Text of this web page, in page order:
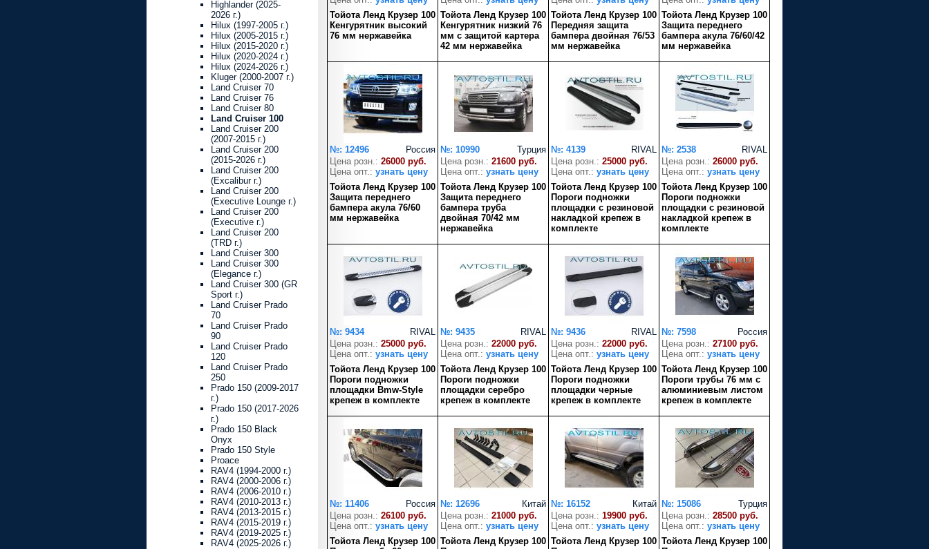
Тойота Ленд Крузер 100
Кенгурятник высокий
76 мм нержавейка
Тойота Ленд Крузер 100
Кенгурятник низкий 76
мм с защитой картера
42 мм нержавейка
Тойота Ленд Крузер 100
Передняя защита
бампера двойная 76/53
мм нержавейка
Тойота Ленд Крузер 100
Защита переднего
бампера акула 76/60/42
мм нержавейка
Россия
№: 12496
Цена розн.: 26000 руб.
Цена опт.: узнать цену
Тойота Ленд Крузер 100
Защита переднего
бампера акула 76/60
мм нержавейка
Турция
№: 10990
Цена розн.: 21600 руб.
Цена опт.: узнать цену
Тойота Ленд Крузер 100
Защита переднего
бампера труба
двойная 70/42 мм
нержавейка
RIVAL
№: 4139
Цена розн.: 25000 руб.
Цена опт.: узнать цену
Тойота Ленд Крузер 100
Пороги подножки
площадки с резиновой
накладкой крепеж в
комплекте
RIVAL
№: 2538
Цена розн.: 26000 руб.
Цена опт.: узнать цену
Тойота Ленд Крузер 100
Пороги подножки
площадки с резиновой
накладкой крепеж в
комплекте
RIVAL
№: 9434
Цена розн.: 25000 руб.
Цена опт.: узнать цену
Тойота Ленд Крузер 100
Пороги подножки
площадки Bmw-Style
крепеж в комплекте
RIVAL
№: 9435
Цена розн.: 22000 руб.
Цена опт.: узнать цену
Тойота Ленд Крузер 100
Пороги подножки
площадки серебро
крепеж в комплекте
RIVAL
№: 9436
Цена розн.: 22000 руб.
Цена опт.: узнать цену
Тойота Ленд Крузер 100
Пороги подножки
площадки черные
крепеж в комплекте
Россия
№: 7598
Цена розн.: 27100 руб.
Цена опт.: узнать цену
Тойота Ленд Крузер 100
Пороги трубы 76 мм с
алюминиевым листом
крепеж в комплекте
Россия
№: 11406
Цена розн.: 26100 руб.
Цена опт.: узнать цену
Тойота Ленд Крузер 100
Китай
№: 12696
Цена розн.: 21000 руб.
Цена опт.: узнать цену
Тойота Ленд Крузер 100
Китай
№: 16152
Цена розн.: 19900 руб.
Цена опт.: узнать цену
Тойота Ленд Крузер 100
Турция
№: 15086
Цена розн.: 28500 руб.
Цена опт.: узнать цену
Тойота Ленд Крузер 100
Highlander (2025-
2026 г.)
Hilux (1997-2005 г.)
Hilux (2005-2015 г.)
Hilux (2015-2020 г.)
Hilux (2020-2024 г.)
Hilux (2024-2026 г.)
Kluger (2000-2007 г.)
Land Cruiser 70
Land Cruiser 76
Land Cruiser 80
Land Cruiser 100
Land Cruiser 200
(2007-2015 г.)
Land Cruiser 200
(2015-2026 г.)
Land Cruiser 200
(Excalibur г.)
Land Cruiser 200
(Executive Lounge г.)
Land Cruiser 200
(Executive г.)
Land Cruiser 200
(TRD г.)
Land Cruiser 300
Land Cruiser 300
(Elegance г.)
Land Cruiser 300 (GR
Sport г.)
Land Cruiser Prado
70
Land Cruiser Prado
90
Land Cruiser Prado
120
Land Cruiser Prado
250
Prado 150 (2009-2017
г.)
Prado 150 (2017-2026
г.)
Prado 150 Black
Onyx
Prado 150 Style
Proace
RAV4 (1994-2000 г.)
RAV4 (2000-2006 г.)
RAV4 (2006-2010 г.)
RAV4 (2010-2013 г.)
RAV4 (2013-2015 г.)
RAV4 (2015-2019 г.)
RAV4 (2019-2025 г.)
RAV4 (2025-2026 г.)